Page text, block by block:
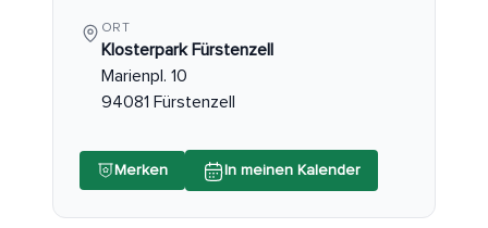
ORT
Klosterpark Fürstenzell
Marienpl. 10
94081 Fürstenzell
Merken In meinen Kalender